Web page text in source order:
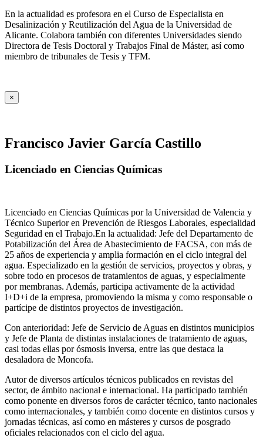
En la actualidad es profesora en el Curso de Especialista en
Desalinización y Reutilización del Agua de la Universidad de
Alicante. Colabora también con diferentes Universidades siendo
Directora de Tesis Doctoral y Trabajos Final de Máster, así como
miembro de tribunales de Tesis y TFM.
×
Francisco Javier García Castillo
Licenciado en Ciencias Químicas
Licenciado en Ciencias Químicas por la Universidad de Valencia y
Técnico Superior en Prevención de Riesgos Laborales, especialidad
Seguridad en el Trabajo.En la actualidad: Jefe del Departamento de
Potabilización del Área de Abastecimiento de FACSA, con más de
25 años de experiencia y amplia formación en el ciclo integral del
agua. Especializado en la gestión de servicios, proyectos y obras, y
sobre todo en procesos de tratamientos de aguas, y especialmente
por membranas. Además, participa activamente de la actividad
I+D+i de la empresa, promoviendo la misma y como responsable o
partícipe de distintos proyectos de investigación.
Con anterioridad: Jefe de Servicio de Aguas en distintos municipios
y Jefe de Planta de distintas instalaciones de tratamiento de aguas,
casi todas ellas por ósmosis inversa, entre las que destaca la
desaladora de Moncofa.
Autor de diversos artículos técnicos publicados en revistas del
sector, de ámbito nacional e internacional. Ha participado también
como ponente en diversos foros de carácter técnico, tanto nacionales
como internacionales, y también como docente en distintos cursos y
jornadas técnicas, así como en másteres y cursos de posgrado
oficiales relacionados con el ciclo del agua.